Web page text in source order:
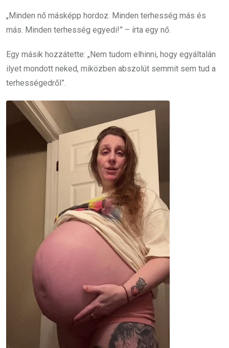
„Minden nő másképp hordoz. Minden terhesség más és
más. Minden terhesség egyedi!” – írta egy nő.
Egy másik hozzátette: „Nem tudom elhinni, hogy egyáltalán
ilyet mondott neked, miközben abszolút semmit sem tud a
terhességedről”.